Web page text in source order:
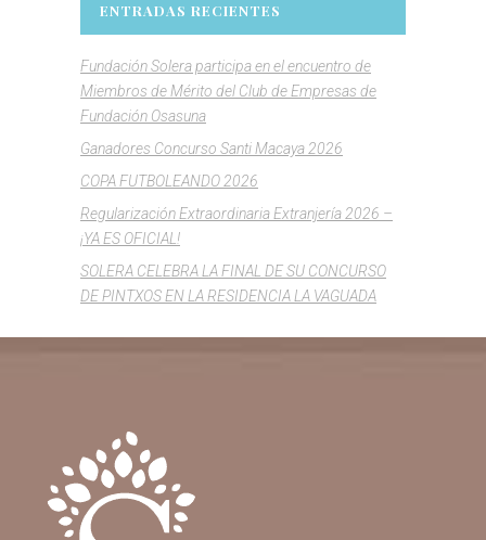
ENTRADAS RECIENTES
Fundación Solera participa en el encuentro de
Miembros de Mérito del Club de Empresas de
Fundación Osasuna
Ganadores Concurso Santi Macaya 2026
COPA FUTBOLEANDO 2026
Regularización Extraordinaria Extranjería 2026 –
¡YA ES OFICIAL!
SOLERA CELEBRA LA FINAL DE SU CONCURSO
DE PINTXOS EN LA RESIDENCIA LA VAGUADA